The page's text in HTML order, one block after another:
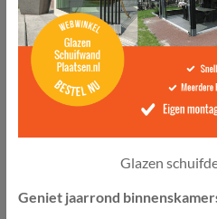
Glazen
Geniet jaarrond